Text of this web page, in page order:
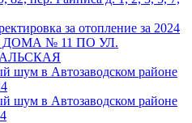
за отопление за 2024
№ 11 ПО УЛ.
шум в Автозаводском районе
шум в Автозаводском районе